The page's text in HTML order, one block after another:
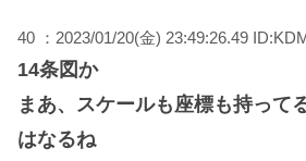
40 ：2023/01/20(金) 23:49:26.49
14条図か
まあ、スケールも座標も持って
はなるね